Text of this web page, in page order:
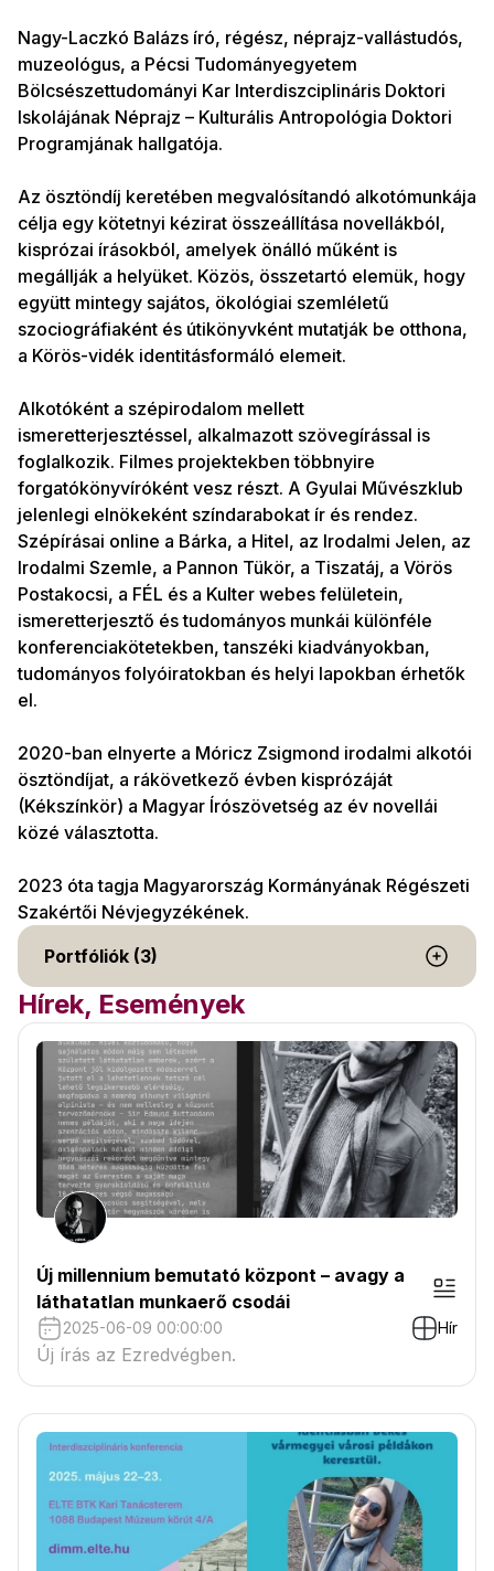
Nagy-Laczkó Balázs író, régész, néprajz-vallástudós,
muzeológus, a Pécsi Tudományegyetem
Bölcsészettudományi Kar Interdiszciplináris Doktori
Iskolájának Néprajz – Kulturális Antropológia Doktori
Programjának hallgatója.
Az ösztöndíj keretében megvalósítandó alkotómunkája
célja egy kötetnyi kézirat összeállítása novellákból,
kisprózai írásokból, amelyek önálló műként is
megállják a helyüket. Közös, összetartó elemük, hogy
együtt mintegy sajátos, ökológiai szemléletű
szociográfiaként és útikönyvként mutatják be otthona,
a Körös-vidék identitásformáló elemeit.
Alkotóként a szépirodalom mellett
ismeretterjesztéssel, alkalmazott szövegírással is
foglalkozik. Filmes projektekben többnyire
forgatókönyvíróként vesz részt. A Gyulai Művészklub
jelenlegi elnökeként színdarabokat ír és rendez.
Szépírásai online a Bárka, a Hitel, az Irodalmi Jelen, az
Irodalmi Szemle, a Pannon Tükör, a Tiszatáj, a Vörös
Postakocsi, a FÉL és a Kulter webes felületein,
ismeretterjesztő és tudományos munkái különféle
konferenciakötetekben, tanszéki kiadványokban,
tudományos folyóiratokban és helyi lapokban érhetők
el.
2020-ban elnyerte a Móricz Zsigmond irodalmi alkotói
ösztöndíjat, a rákövetkező évben kisprózáját
(Kékszínkör) a Magyar Írószövetség az év novellái
közé választotta.
2023 óta tagja Magyarország Kormányának Régészeti
Szakértői Névjegyzékének.
Portfóliók (3)
Hírek, Események
Új millennium bemutató központ – avagy a
láthatatlan munkaerő csodái
2025-06-09 00:00:00 Hír
Új írás az Ezredvégben.